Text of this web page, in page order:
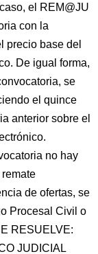
el REM@JU
con la
precio base del
De igual forma,
se
el quince
anterior sobre el
no hay
de ofertas, se
Procesal Civil o
RESUELVE:
JUDICIAL